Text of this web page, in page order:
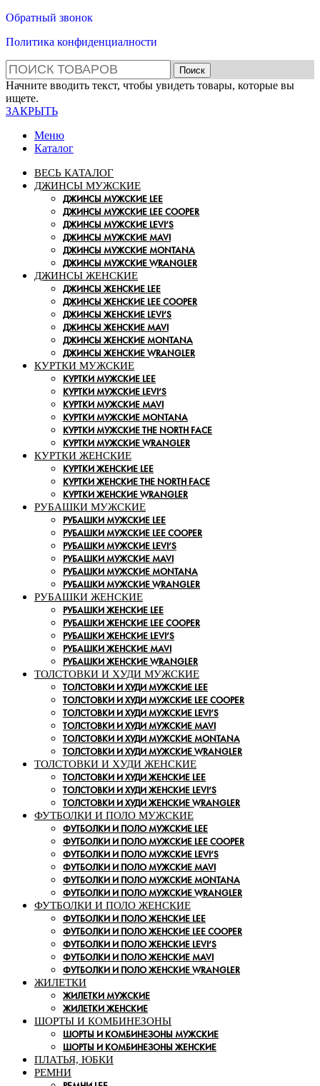
Обратный звонок
Политика конфиденциалности
Поиск
Начните вводить текст, чтобы увидеть товары, которые вы
ищете.
ЗАКРЫТЬ
Меню
Каталог
ВЕСЬ КАТАЛОГ
ДЖИНСЫ МУЖСКИЕ
ДЖИНСЫ МУЖСКИЕ LEE
ДЖИНСЫ МУЖСКИЕ LEE COOPER
ДЖИНСЫ МУЖСКИЕ LEVI’S
ДЖИНСЫ МУЖСКИЕ MAVI
ДЖИНСЫ МУЖСКИЕ MONTANA
ДЖИНСЫ МУЖСКИЕ WRANGLER
ДЖИНСЫ ЖЕНСКИЕ
ДЖИНСЫ ЖЕНСКИЕ LEE
ДЖИНСЫ ЖЕНСКИЕ LEE COOPER
ДЖИНСЫ ЖЕНСКИЕ LEVI’S
ДЖИНСЫ ЖЕНСКИЕ MAVI
ДЖИНСЫ ЖЕНСКИЕ MONTANA
ДЖИНСЫ ЖЕНСКИЕ WRANGLER
КУРТКИ МУЖСКИЕ
КУРТКИ МУЖСКИЕ LEE
КУРТКИ МУЖСКИЕ LEVI’S
КУРТКИ МУЖСКИЕ MAVI
КУРТКИ МУЖСКИЕ MONTANA
КУРТКИ МУЖСКИЕ THE NORTH FACE
КУРТКИ МУЖСКИЕ WRANGLER
КУРТКИ ЖЕНСКИЕ
КУРТКИ ЖЕНСКИЕ LEE
КУРТКИ ЖЕНСКИЕ THE NORTH FACE
КУРТКИ ЖЕНСКИЕ WRANGLER
РУБАШКИ МУЖСКИЕ
РУБАШКИ МУЖСКИЕ LEE
РУБАШКИ МУЖСКИЕ LEE COOPER
РУБАШКИ МУЖСКИЕ LEVI’S
РУБАШКИ МУЖСКИЕ MAVI
РУБАШКИ МУЖСКИЕ MONTANA
РУБАШКИ МУЖСКИЕ WRANGLER
РУБАШКИ ЖЕНСКИЕ
РУБАШКИ ЖЕНСКИЕ LEE
РУБАШКИ ЖЕНСКИЕ LEE COOPER
РУБАШКИ ЖЕНСКИЕ LEVI’S
РУБАШКИ ЖЕНСКИЕ MAVI
РУБАШКИ ЖЕНСКИЕ WRANGLER
ТОЛСТОВКИ И ХУДИ МУЖСКИЕ
ТОЛСТОВКИ И ХУДИ МУЖСКИЕ LEE
ТОЛСТОВКИ И ХУДИ МУЖСКИЕ LEE COOPER
ТОЛСТОВКИ И ХУДИ МУЖСКИЕ LEVI’S
ТОЛСТОВКИ И ХУДИ МУЖСКИЕ MAVI
ТОЛСТОВКИ И ХУДИ МУЖСКИЕ MONTANA
ТОЛСТОВКИ И ХУДИ МУЖСКИЕ WRANGLER
ТОЛСТОВКИ И ХУДИ ЖЕНСКИЕ
ТОЛСТОВКИ И ХУДИ ЖЕНСКИЕ LEE
ТОЛСТОВКИ И ХУДИ ЖЕНСКИЕ LEVI’S
ТОЛСТОВКИ И ХУДИ ЖЕНСКИЕ WRANGLER
ФУТБОЛКИ И ПОЛО МУЖСКИЕ
ФУТБОЛКИ И ПОЛО МУЖСКИЕ LEE
ФУТБОЛКИ И ПОЛО МУЖСКИЕ LEE COOPER
ФУТБОЛКИ И ПОЛО МУЖСКИЕ LEVI’S
ФУТБОЛКИ И ПОЛО МУЖСКИЕ MAVI
ФУТБОЛКИ И ПОЛО МУЖСКИЕ MONTANA
ФУТБОЛКИ И ПОЛО МУЖСКИЕ WRANGLER
ФУТБОЛКИ И ПОЛО ЖЕНСКИЕ
ФУТБОЛКИ И ПОЛО ЖЕНСКИЕ LEE
ФУТБОЛКИ И ПОЛО ЖЕНСКИЕ LEE COOPER
ФУТБОЛКИ И ПОЛО ЖЕНСКИЕ LEVI’S
ФУТБОЛКИ И ПОЛО ЖЕНСКИЕ MAVI
ФУТБОЛКИ И ПОЛО ЖЕНСКИЕ WRANGLER
ЖИЛЕТКИ
ЖИЛЕТКИ МУЖСКИЕ
ЖИЛЕТКИ ЖЕНСКИЕ
ШОРТЫ И КОМБИНЕЗОНЫ
ШОРТЫ И КОМБИНЕЗОНЫ МУЖСКИЕ
ШОРТЫ И КОМБИНЕЗОНЫ ЖЕНСКИЕ
ПЛАТЬЯ, ЮБКИ
РЕМНИ